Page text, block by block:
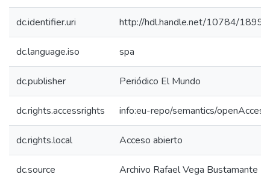
dc.identifier.uri http://hdl.handle.net/10784/18998
dc.language.iso spa
dc.publisher Periódico El Mundo
dc.rights.accessrights info:eu-repo/semantics/openAccess
dc.rights.local Acceso abierto
dc.source Archivo Rafael Vega Bustamante